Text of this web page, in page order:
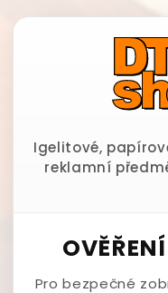
Igelitové,
reklamní
Pro bezpečné